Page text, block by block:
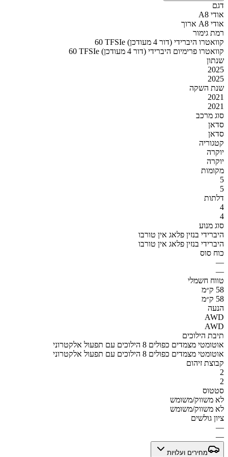
דגם
אודי A8
אודי A8 ארוך
רמת גימור
60 TFSIe קוואטרו היברידי (דור 4 מעודכן)
60 TFSIe קוואטרו פרימיום היברידי (דור 4 מעודכן)
שנתון
2025
2025
שנת השקה
2021
2021
סוג מרכב
סדאן
סדאן
קטגוריה
יוקרה
יוקרה
מקומות
5
5
דלתות
4
4
סוג מנוע
היברידי בנזין פלאג אין טורבו
היברידי בנזין פלאג אין טורבו
כוח סוס
—
—
טווח חשמלי
58 ק״מ
58 ק״מ
הנעה
AWD
AWD
תיבת הילוכים
אוטומטי מצמדים כפולים 8 הילוכים עם תפעול אלקטרוני
אוטומטי מצמדים כפולים 8 הילוכים עם תפעול אלקטרוני
קבוצת זיהום
2
2
סטטוס
לא משווק/משומש
לא משווק/משומש
ציון גולשים
—
—
מחירים ועלויות